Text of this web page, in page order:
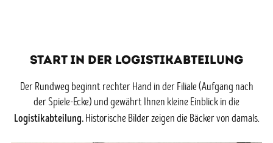
START IN DER LOGISTIKABTEILUNG
Der Rundweg beginnt rechter Hand in der Filiale (Aufgang nach
der Spiele-Ecke) und gewährt Ihnen kleine Einblick in die
Logistikabteilung.Historische Bilder zeigen die Bäcker von damals.